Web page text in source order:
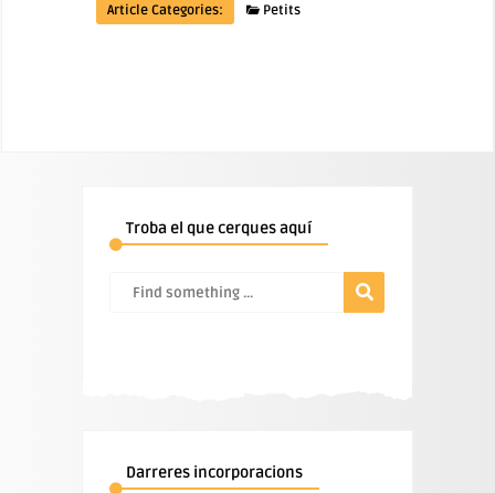
Article Categories:
Petits
Troba el que cerques aquí
Darreres incorporacions